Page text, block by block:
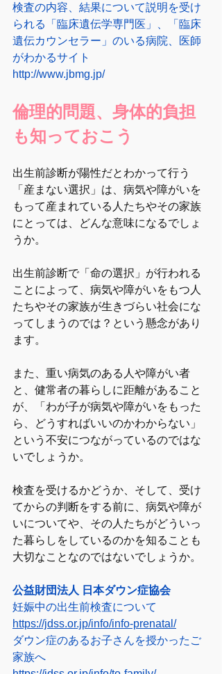
検査の内容、結果について説明を受け
られる「臨床遺伝学専門医」、「臨床
遺伝カウンセラー」のいる病院、医師
がわかるサイト
http://www.jbmg.jp/
倫理的問題、身体的負担
も知っておこう
出生前診断が陽性だとわかって行う
「産まない選択」は、病気や障がいを
もって産まれている人たちやその家族
にとっては、どんな意味になるでしょ
うか。
出生前診断で「命の選択」が行われる
ことによって、病気や障がいをもつ人
たちやその家族が生きづらい社会にな
ってしまうのでは？という懸念があり
ます。
また、重い病気のある人や障がい者
と、健常者の暮らしに距離があること
が、「わが子が病気や障がいをもった
ら、どうすればいいのかわからない」
という不安につながっているのではな
いでしょうか。
検査を受けるかどうか、そして、受け
てからの判断をする前に、病気や障が
いについてや、その人たちがどういっ
た暮らしをしているのかを知ることも
大切なことなのではないでしょうか。
公益財団法人 日本ダウン症協会
妊娠中の出生前検査について
https://jdss.or.jp/info/info-prenatal/
ダウン症のあるお子さんを授かったご
家族へ